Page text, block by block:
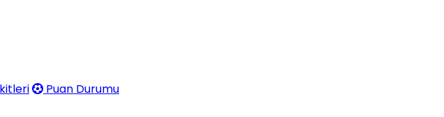
Puan Durumu